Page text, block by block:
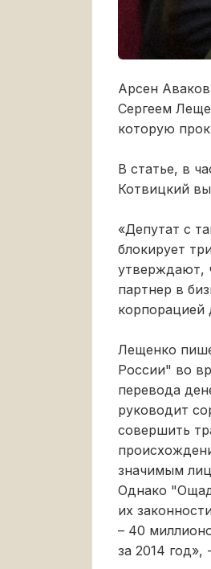
Арсен
Сергеем
которую
В статье, в
Котвицкий
«Депутат с
блокирует
утверждают,
партнер в
корпорацией
Лещенко
России" во
перевода
руководит
совершить
значимым
Однако
их
– 40
за 2014